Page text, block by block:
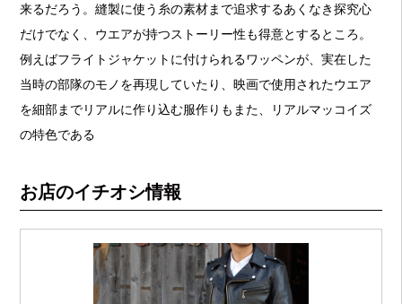
来るだろう。縫製に使う糸の素材まで追求するあくなき探究心
だけでなく、ウエアが持つストーリー性も得意とするところ。
例えばフライトジャケットに付けられるワッペンが、実在した
当時の部隊のモノを再現していたり、映画で使用されたウエア
を細部までリアルに作り込む服作りもまた、リアルマッコイズ
の特色である
お店のイチオシ情報